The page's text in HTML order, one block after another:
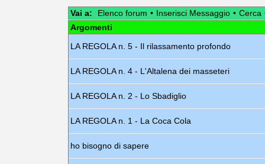
Vai a: Elenco forum • Inserisci Messaggio • Cerca
Argomenti
LA REGOLA n. 5 - Il rilassamento profondo
LA REGOLA n. 4 - L'Altalena dei masseteri
LA REGOLA n. 2 - Lo Sbadiglio
LA REGOLA n. 1 - La Coca Cola
ho bisogno di sapere